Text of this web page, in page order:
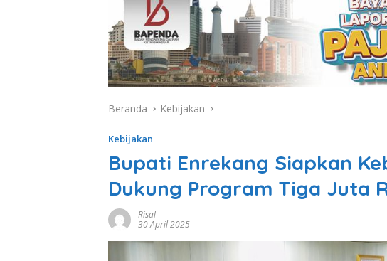
Beranda Kebijakan
Kebijakan
Bupati Enrekang Siapkan
Dukung Program Tiga Juta
Risal
30 April 2025